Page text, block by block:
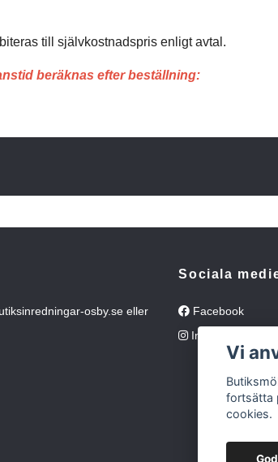
till självkostnadspris enligt avtal.
beräknas efter beställning:
osby.seeller
Sociala
Facebook
Instagram
Vi
fortsätta
cookies.